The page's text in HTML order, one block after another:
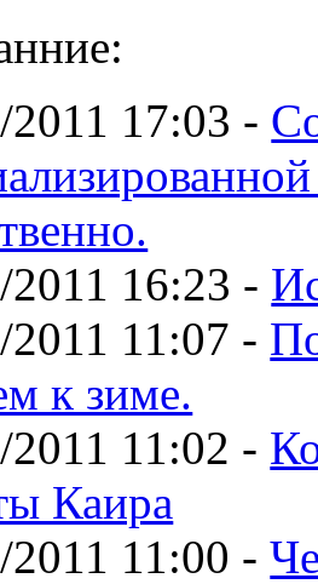
2011 17:03 -
2011 16:23 -
2011 11:07 -
к зиме.
2011 11:02 -
Каира
2011 11:00 -